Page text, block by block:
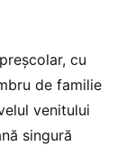
cu
de familie
venitului
singură